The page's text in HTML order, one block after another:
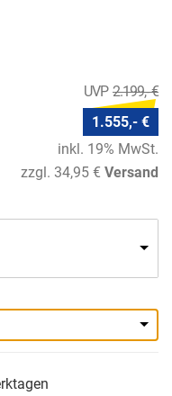
2.199,- €
1.555,- €
inkl. 19% MwSt.
zzgl. 34,95 € Versand